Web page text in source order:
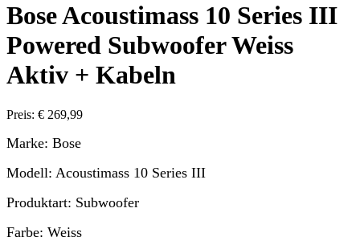
Bose Acoustimass 10 Series III
Powered Subwoofer Weiss
Aktiv + Kabeln
Preis: € 269,99
Marke: Bose
Modell: Acoustimass 10 Series III
Produktart: Subwoofer
Farbe: Weiss